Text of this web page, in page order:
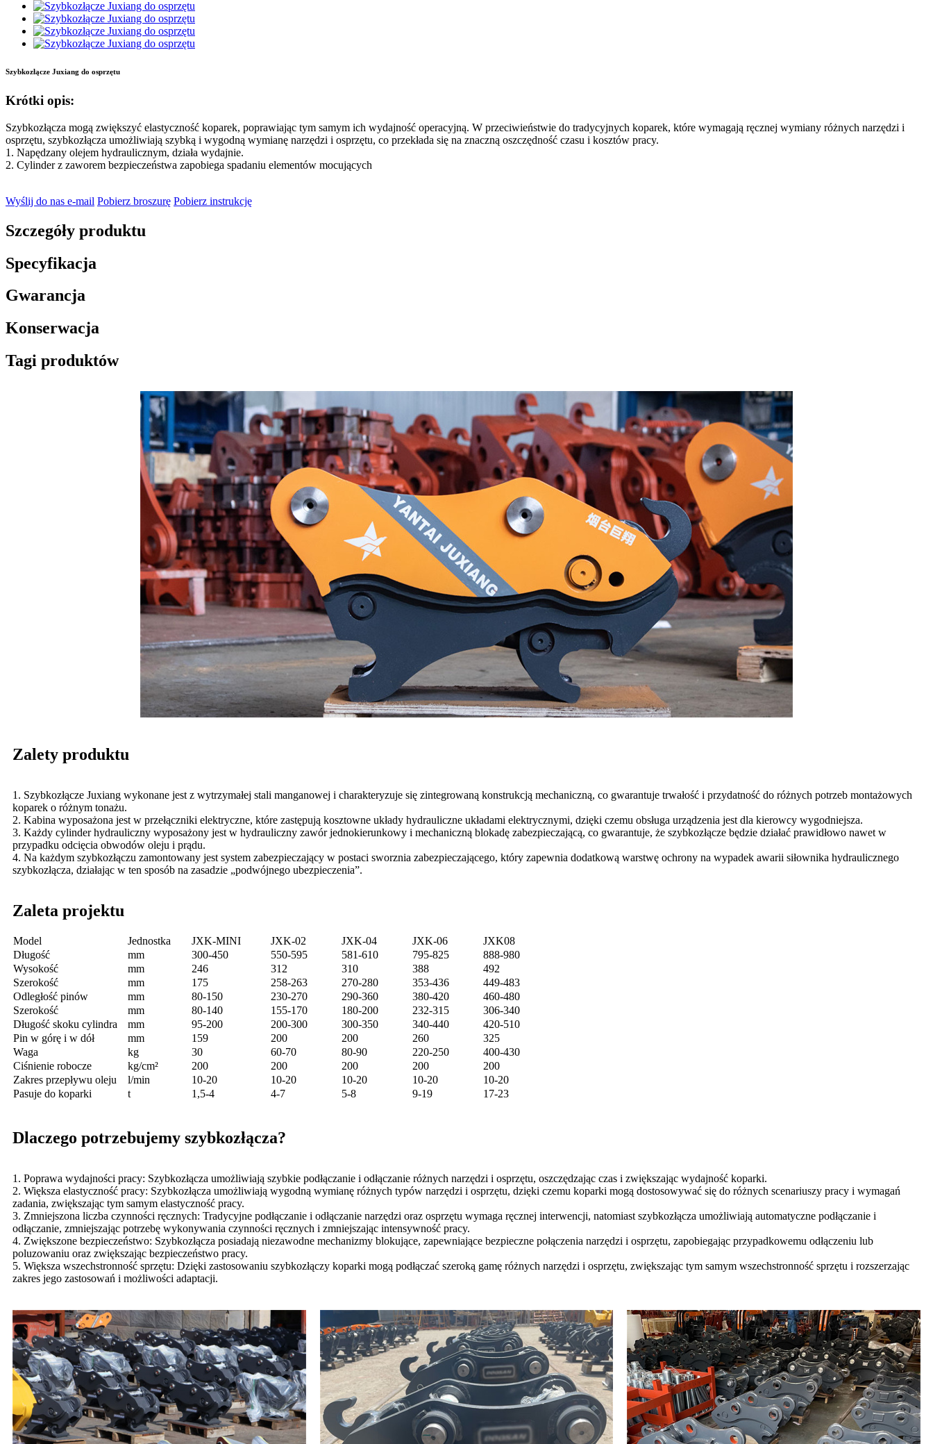
Szybkozłącze Juxiang do osprzętu
Krótki opis:
Szybkozłącza mogą zwiększyć elastyczność koparek, poprawiając tym samym ich wydajność operacyjną. W przeciwieństwie do tradycyjnych koparek, które wymagają ręcznej wymiany różnych narzędzi i
osprzętu, szybkozłącza umożliwiają szybką i wygodną wymianę narzędzi i osprzętu, co przekłada się na znaczną oszczędność czasu i kosztów pracy.
1. Napędzany olejem hydraulicznym, działa wydajnie.
2. Cylinder z zaworem bezpieczeństwa zapobiega spadaniu elementów mocujących
Wyślij do nas e-mail Pobierz broszurę Pobierz instrukcję
Szczegóły produktu
Specyfikacja
Gwarancja
Konserwacja
Tagi produktów
Zalety produktu
1. Szybkozłącze Juxiang wykonane jest z wytrzymałej stali manganowej i charakteryzuje się zintegrowaną konstrukcją mechaniczną, co gwarantuje trwałość i przydatność do różnych potrzeb montażowych
koparek o różnym tonażu.
2. Kabina wyposażona jest w przełączniki elektryczne, które zastępują kosztowne układy hydrauliczne układami elektrycznymi, dzięki czemu obsługa urządzenia jest dla kierowcy wygodniejsza.
3. Każdy cylinder hydrauliczny wyposażony jest w hydrauliczny zawór jednokierunkowy i mechaniczną blokadę zabezpieczającą, co gwarantuje, że szybkozłącze będzie działać prawidłowo nawet w
przypadku odcięcia obwodów oleju i prądu.
4. Na każdym szybkozłączu zamontowany jest system zabezpieczający w postaci sworznia zabezpieczającego, który zapewnia dodatkową warstwę ochrony na wypadek awarii siłownika hydraulicznego
szybkozłącza, działając w ten sposób na zasadzie „podwójnego ubezpieczenia”.
Zaleta projektu
Model Jednostka JXK-MINI JXK-02 JXK-04 JXK-06
JXK08
Długość
mm 300-450 550-595 581-610 795-825
888-980
Wysokość
mm 246 312 310 388
492
Szerokość
mm 175 258-263 270-280 353-436
449-483
Odległość pinów
mm 80-150 230-270 290-360 380-420
460-480
Szerokość
mm 80-140 155-170 180-200 232-315
306-340
Długość skoku cylindra
mm 95-200 200-300 300-350 340-440
420-510
Pin w górę i w dół
mm 159 200 200 260
325
Waga
kg 30 60-70 80-90 220-250
400-430
Ciśnienie robocze
kg/cm² 200 200 200 200
200
Zakres przepływu oleju
l/min 10-20 10-20 10-20 10-20
10-20
Pasuje do koparki
t 1,5-4 4-7 5-8 9-19 17-23
Dlaczego potrzebujemy szybkozłącza?
1. Poprawa wydajności pracy: Szybkozłącza umożliwiają szybkie podłączanie i odłączanie różnych narzędzi i osprzętu, oszczędzając czas i zwiększając wydajność koparki.
2. Większa elastyczność pracy: Szybkozłącza umożliwiają wygodną wymianę różnych typów narzędzi i osprzętu, dzięki czemu koparki mogą dostosowywać się do różnych scenariuszy pracy i wymagań
zadania, zwiększając tym samym elastyczność pracy.
3. Zmniejszona liczba czynności ręcznych: Tradycyjne podłączanie i odłączanie narzędzi oraz osprzętu wymaga ręcznej interwencji, natomiast szybkozłącza umożliwiają automatyczne podłączanie i
odłączanie, zmniejszając potrzebę wykonywania czynności ręcznych i zmniejszając intensywność pracy.
4. Zwiększone bezpieczeństwo: Szybkozłącza posiadają niezawodne mechanizmy blokujące, zapewniające bezpieczne połączenia narzędzi i osprzętu, zapobiegając przypadkowemu odłączeniu lub
poluzowaniu oraz zwiększając bezpieczeństwo pracy.
5. Większa wszechstronność sprzętu: Dzięki zastosowaniu szybkozłączy koparki mogą podłączać szeroką gamę różnych narzędzi i osprzętu, zwiększając tym samym wszechstronność sprzętu i rozszerzając
zakres jego zastosowań i możliwości adaptacji.